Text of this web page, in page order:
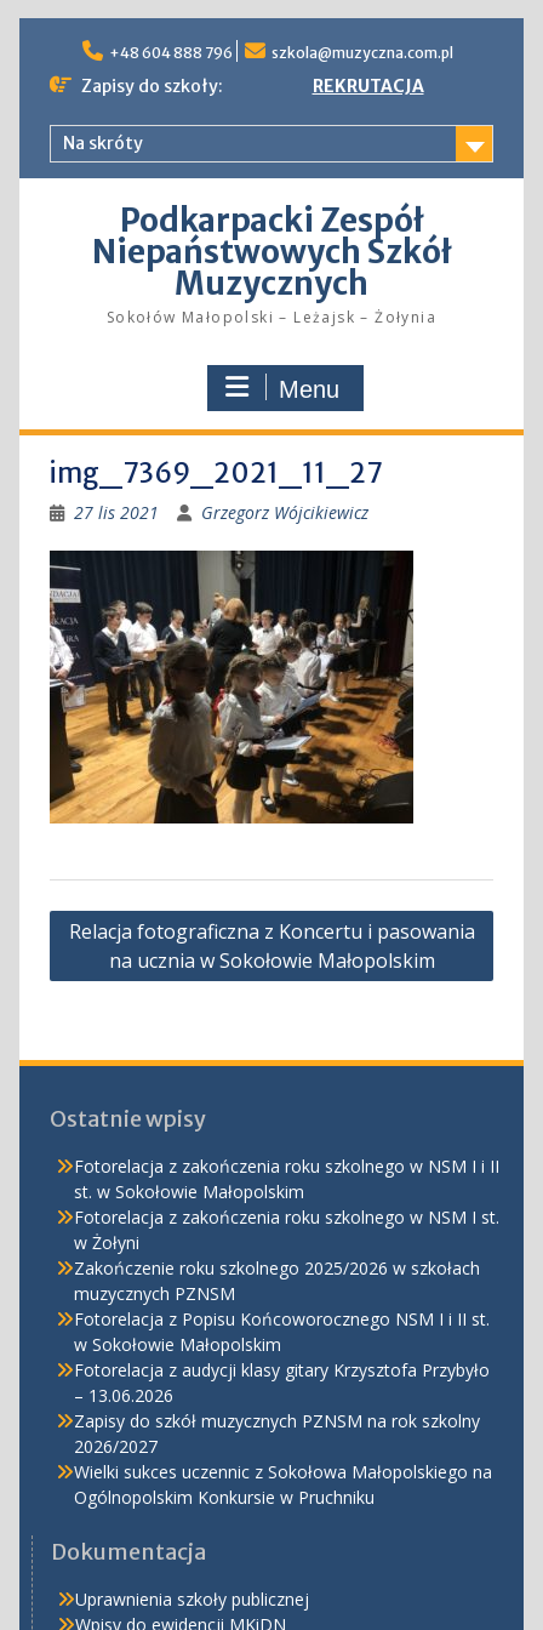
content
+48 604 888 796 szkola@muzyczna.com.pl
Zapisy do szkoły: REKRUTACJA
Na skróty
Podkarpacki Zespół
Niepaństwowych Szkół
Muzycznych
Sokołów Małopolski – Leżajsk – Żołynia
Menu
img_7369_2021_11_27
27 lis 2021 Grzegorz Wójcikiewicz
Nawigacja
wpisu
Relacja fotograficzna z Koncertu i pasowania
na ucznia w Sokołowie Małopolskim
Ostatnie wpisy
Fotorelacja z zakończenia roku szkolnego w NSM I i II
st. w Sokołowie Małopolskim
Fotorelacja z zakończenia roku szkolnego w NSM I st.
w Żołyni
Zakończenie roku szkolnego 2025/2026 w szkołach
muzycznych PZNSM
Fotorelacja z Popisu Końcoworocznego NSM I i II st.
w Sokołowie Małopolskim
Fotorelacja z audycji klasy gitary Krzysztofa Przybyło
– 13.06.2026
Zapisy do szkół muzycznych PZNSM na rok szkolny
2026/2027
Wielki sukces uczennic z Sokołowa Małopolskiego na
Ogólnopolskim Konkursie w Pruchniku
Dokumentacja
Uprawnienia szkoły publicznej
Wpisy do ewidencji MKiDN